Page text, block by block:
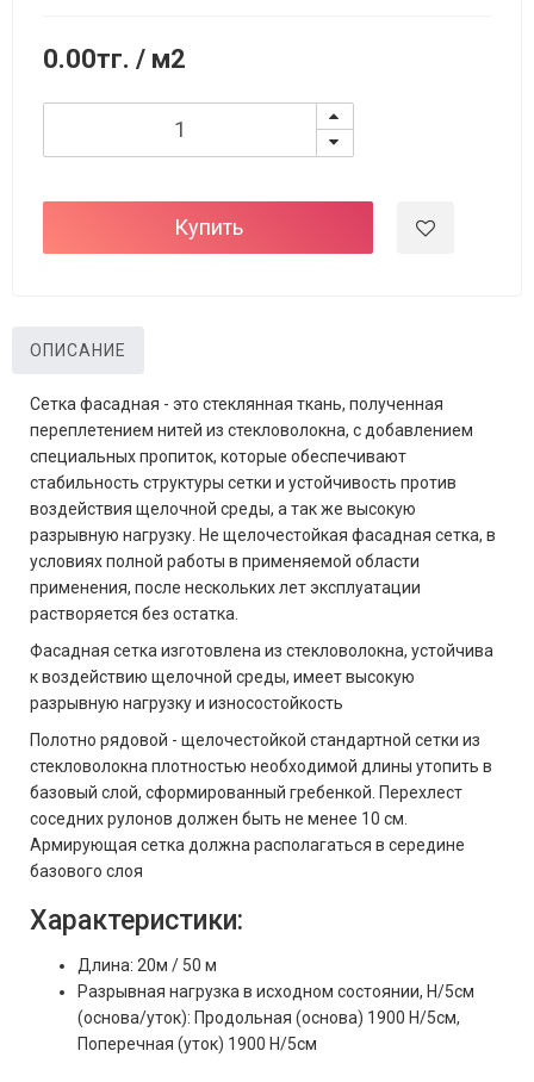
0.00тг. / м2
Купить
ОПИСАНИЕ
Сетка фасадная - это стеклянная ткань, полученная
переплетением нитей из стекловолокна, с добавлением
специальных пропиток, которые обеспечивают
стабильность структуры сетки и устойчивость против
воздействия щелочной среды, а так же высокую
разрывную нагрузку. Не щелочестойкая фасадная сетка, в
условиях полной работы в применяемой области
применения, после нескольких лет эксплуатации
растворяется без остатка.
Фасадная сетка изготовлена из стекловолокна, устойчива
к воздействию щелочной среды, имеет высокую
разрывную нагрузку и износостойкость
Полотно рядовой - щелочестойкой стандартной сетки из
стекловолокна плотностью необходимой длины утопить в
базовый слой, сформированный гребенкой. Перехлест
соседних рулонов должен быть не менее 10 см.
Армирующая сетка должна располагаться в середине
базового слоя
Характеристики:
Длина: 20м / 50 м
Разрывная нагрузка в исходном состоянии, H/5см
(основа/уток): Продольная (основа) 1900 Н/5см,
Поперечная (уток) 1900 Н/5см